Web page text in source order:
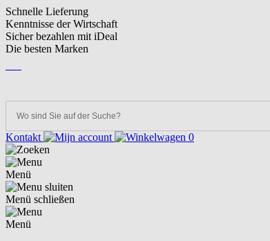
Schnelle Lieferung
Kenntnisse der Wirtschaft
Sicher bezahlen mit iDeal
Die besten Marken
Kontakt 0
Menü
Menü schließen
Menü